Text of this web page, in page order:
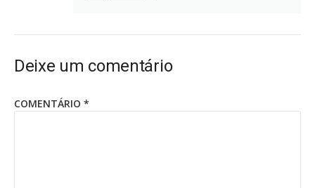
Deixe um comentário
COMENTÁRIO *